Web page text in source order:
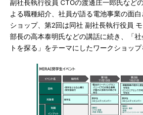
副社長執行役員 CTOの渡邊庄一郎氏など
よる職種紹介、社員が語る電池事業の面
ショップ、第2回は同社 副社長執行役員
部長の高本泰明氏などの講話に続き、「
トを探る」をテーマにしたワークショップ